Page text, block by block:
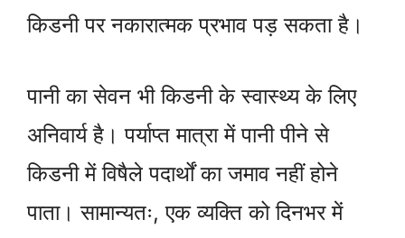
किडनी पर नकारात्मक प्रभाव पड़ सकता है।
पानी का सेवन भी किडनी के स्वास्थ्य के लिए
अनिवार्य है। पर्याप्त मात्रा में पानी पीने से
किडनी में विषैले पदार्थों का जमाव नहीं होने
पाता। सामान्यतः, एक व्यक्ति को दिनभर में